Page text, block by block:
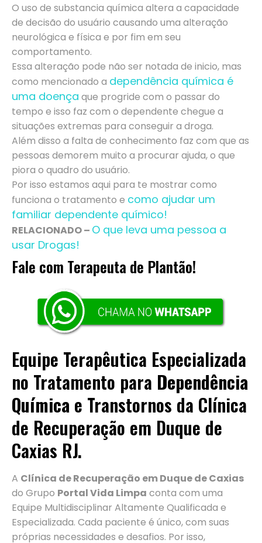
O uso de substancia química altera a capacidade
de decisão do usuário causando uma alteração
neurológica e física e por fim em seu
comportamento.
Essa alteração pode não ser notada de inicio, mas
como mencionado a dependência química é
uma doença que progride com o passar do
tempo e isso faz com o dependente chegue a
situações extremas para conseguir a droga.
Além disso a falta de conhecimento faz com que as
pessoas demorem muito a procurar ajuda, o que
piora o quadro do usuário.
Por isso estamos aqui para te mostrar como
funciona o tratamento e como ajudar um
familiar dependente químico!
RELACIONADO – O que leva uma pessoa a
usar Drogas!
Fale com Terapeuta de Plantão!
Equipe Terapêutica Especializada
no Tratamento para Dependência
Química e Transtornos da Clínica
de Recuperação em Duque de
Caxias RJ.
A Clínica de Recuperação em Duque de Caxias
do Grupo Portal Vida Limpa conta com uma
Equipe Multidisciplinar Altamente Qualificada e
Especializada. Cada paciente é único, com suas
próprias necessidades e desafios. Por isso,